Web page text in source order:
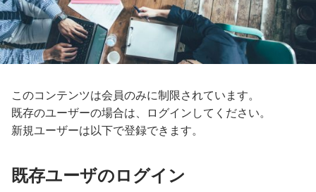
このコンテンツは会員のみに制限されています。
既存のユーザーの場合は、ログインしてください。
新規ユーザーは以下で登録できます。
既存ユーザのログイン